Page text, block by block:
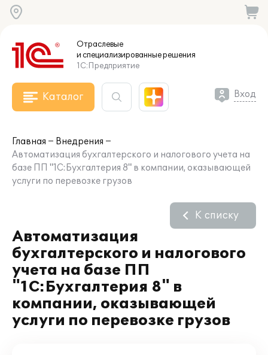
Отраслевые
и специализированныерешения
1С:Предприятие
Каталог Вход
Главная
Внедрения
Автоматизация бухгалтерского и налогового учета на
базе ПП "1С:Бухгалтерия 8" в компании, оказывающей
услуги по перевозке грузов
Автоматизация
бухгалтерского и налогового
учета на базе ПП
"1С:Бухгалтерия 8" в
компании, оказывающей
услуги по перевозке грузов
К списку